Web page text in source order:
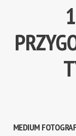
MEDIUM